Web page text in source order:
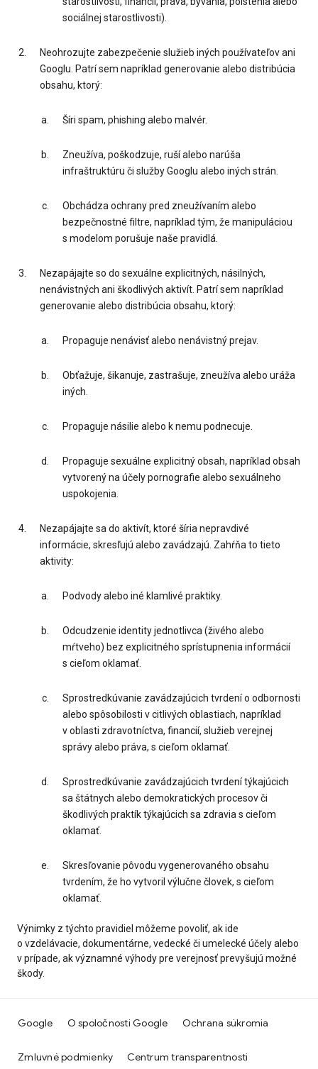
sociálnej starostlivosti).
Neohrozujte zabezpečenie služieb iných používateľov ani
Googlu. Patrí sem napríklad generovanie alebo distribúcia
obsahu, ktorý:
Šíri spam, phishing alebo malvér.
Zneužíva, poškodzuje, ruší alebo narúša
infraštruktúru či služby Googlu alebo iných strán.
Obchádza ochrany pred zneužívaním alebo
bezpečnostné filtre, napríklad tým, že manipuláciou
s modelom porušuje naše pravidlá.
Nezapájajte so do sexuálne explicitných, násilných,
nenávistných ani škodlivých aktivít. Patrí sem napríklad
generovanie alebo distribúcia obsahu, ktorý:
Propaguje nenávisť alebo nenávistný prejav.
Obťažuje, šikanuje, zastrašuje, zneužíva alebo uráža
iných.
Propaguje násilie alebo k nemu podnecuje.
Propaguje sexuálne explicitný obsah, napríklad obsah
vytvorený na účely pornografie alebo sexuálneho
uspokojenia.
Nezapájajte sa do aktivít, ktoré šíria nepravdivé
informácie, skresľujú alebo zavádzajú. Zahŕňa to tieto
aktivity:
Podvody alebo iné klamlivé praktiky.
Odcudzenie identity jednotlivca (živého alebo
mŕtveho) bez explicitného sprístupnenia informácií
s cieľom oklamať.
Sprostredkúvanie zavádzajúcich tvrdení o odbornosti
alebo spôsobilosti v citlivých oblastiach, napríklad
v oblasti zdravotníctva, financií, služieb verejnej
správy alebo práva, s cieľom oklamať.
Sprostredkúvanie zavádzajúcich tvrdení týkajúcich
sa štátnych alebo demokratických procesov či
škodlivých praktík týkajúcich sa zdravia s cieľom
oklamať.
Skresľovanie pôvodu vygenerovaného obsahu
tvrdením, že ho vytvoril výlučne človek, s cieľom
oklamať.
Výnimky z týchto pravidiel môžeme povoliť, ak ide
o vzdelávacie, dokumentárne, vedecké či umelecké účely alebo
v prípade, ak významné výhody pre verejnosť prevyšujú možné
škody.
Google O spoločnosti Google Ochrana súkromia
Zmluvné podmienky Centrum transparentnosti